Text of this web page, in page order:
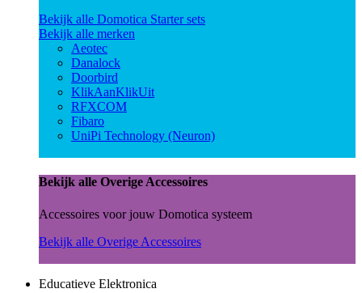
Bekijk alle Domotica Starter sets
Bekijk alle merken
Aeotec
Danalock
Doorbird
KlikAanKlikUit
RFXCOM
Fibaro
UniPi Technology (Neuron)
Bekijk alle Overige Accessoires
Accessoires voor jouw Domotica systeem
Bekijk alle Overige Accessoires
Educatieve Elektronica